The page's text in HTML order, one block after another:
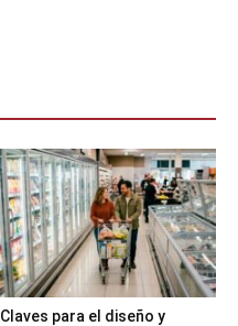
Claves para el diseño y